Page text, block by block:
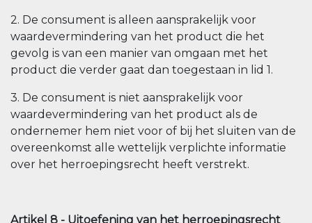
2. De consument is alleen aansprakelijk voor
waardevermindering van het product die het
gevolg is van een manier van omgaan met het
product die verder gaat dan toegestaan in lid 1.
3. De consument is niet aansprakelijk voor
waardevermindering van het product als de
ondernemer hem niet voor of bij het sluiten van de
overeenkomst alle wettelijk verplichte informatie
over het herroepingsrecht heeft verstrekt.
Artikel 8 - Uitoefening van het herroepingsrecht